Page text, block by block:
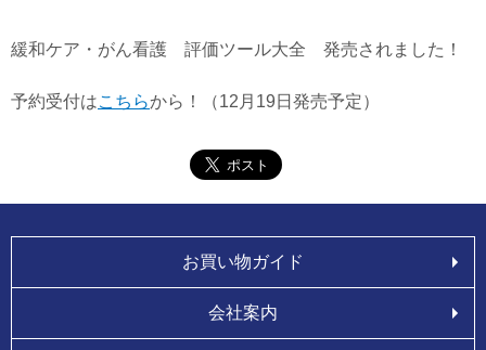
緩和ケア・がん看護 評価ツール大全 発売されました！
予約受付はこちらから！（12月19日発売予定）
お買い物ガイド
会社案内